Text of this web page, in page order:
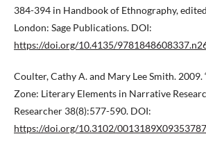
384-394 in Handbook of Ethnography,
London: Sage Publications. DOI:
https://doi.org/10.4135/
Coulter, Cathy A. and Mary Lee Smith.
Zone: Literary Elements in Narrative
Researcher 38(8):577-590. DOI:
https://doi.org/10.3102/0013189X09353787